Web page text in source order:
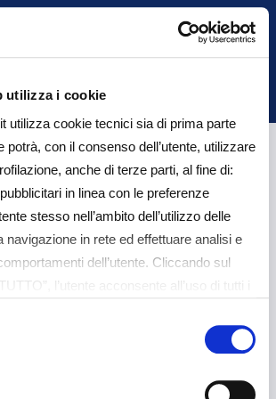
utilizza i cookie
utilizza cookie tecnici sia di prima parte
potrà, con il consenso dell’utente, utilizzare
anche di terze parti, al fine di:
in linea con le preferenze
stesso nell’ambito dell’utilizzo delle
navigazione in rete ed effettuare analisi e
dell’utente. Cliccando sul
l’utente acconsente all’uso di tutti i
è facoltativo e può essere revocato in
Se l’utente desidera gestire le proprie
sul tasto “Dettagli” (accessibile in
Back
europea